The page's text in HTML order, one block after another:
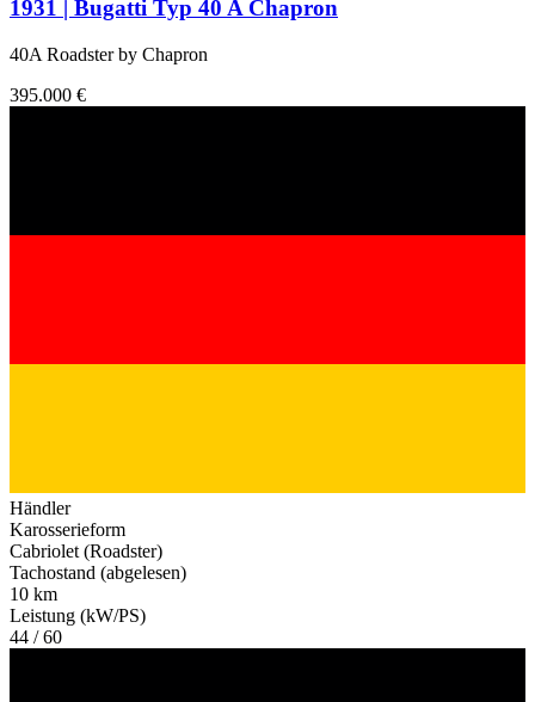
1931 | Bugatti Typ 40 A Chapron
40A Roadster by Chapron
395.000 €
Händler
Karosserieform
Cabriolet (Roadster)
Tachostand (abgelesen)
10 km
Leistung (kW/PS)
44 / 60